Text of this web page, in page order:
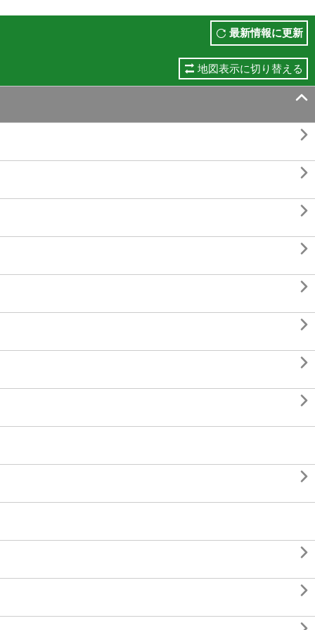
最新情報に更新
地図表示に切り替える











